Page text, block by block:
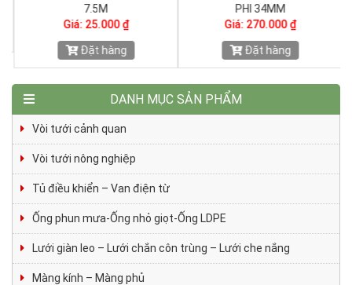
7.5M
Giá: 25.000 ₫
Đặt hàng
PHI 34MM
Giá: 270.000 ₫
Đặt hàng
DANH MỤC SẢN PHẨM
Vòi tưới cảnh quan
Vòi tưới nông nghiệp
Tủ điều khiển – Van điện từ
Ống phun mưa-Ống nhỏ giọt-Ống LDPE
Lưới giàn leo – Lưới chắn côn trùng – Lưới che nắng
Màng kính – Màng phủ